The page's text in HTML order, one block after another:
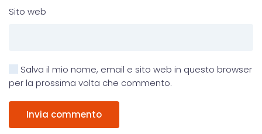
Sito web
Salva il mio nome, email e sito web in questo browser
per la prossima volta che commento.
Invia commento